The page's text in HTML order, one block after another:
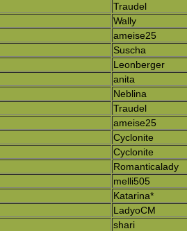
Traudel
Wally
ameise25
Suscha
Leonberger
anita
Neblina
Traudel
ameise25
Cyclonite
Cyclonite
Romanticalady
melli505
Katarina*
LadyoCM
shari